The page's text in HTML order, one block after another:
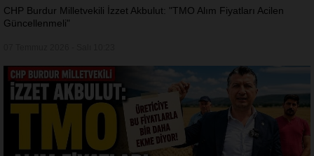
CHP Burdur Milletvekili İzzet Akbulut: "TMO Alım Fiyatları Acilen
Güncellenmeli"